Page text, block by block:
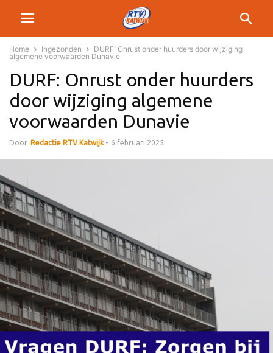
Home Ingezonden
DURF: Onrust onder huurders door wijziging
algemene voorwaarden Dunavie
DURF: Onrust onder huurders
door wijziging algemene
voorwaarden Dunavie
Door Redactie RTV Katwijk - 6 februari 2025